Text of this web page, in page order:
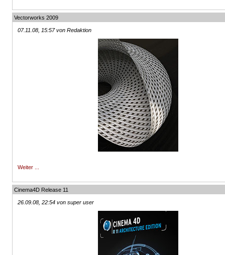
Vectorworks 2009
07.11.08, 15:57 von Redaktion
Weiter ...
Cinema4D Release 11
26.09.08, 22:54 von super user